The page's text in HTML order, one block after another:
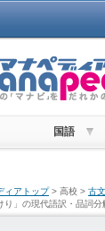
国語
ィアトップ> 高校 > 古文
り」の現代語訳・品詞分